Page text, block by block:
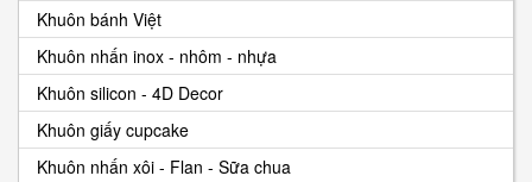
Khuôn bánh Việt
Khuôn nhấn inox - nhôm - nhựa
Khuôn silicon - 4D Decor
Khuôn giấy cupcake
Khuôn nhấn xôi - Flan - Sữa chua